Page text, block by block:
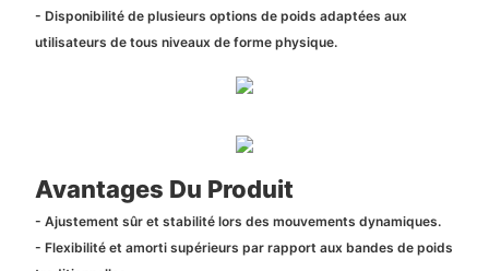
- Disponibilité de plusieurs options de poids adaptées aux
utilisateurs de tous niveaux de forme physique.
Avantages Du Produit
- Ajustement sûr et stabilité lors des mouvements dynamiques.
- Flexibilité et amorti supérieurs par rapport aux bandes de poids